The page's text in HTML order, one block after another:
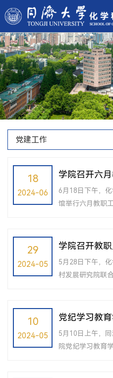
党建工作
18
2024-06
学院召开六
习暨安全教
6月18日下午，
馆举行六月教职
专题报告，学院
为《化学品事故
的报告，她结合
刻认识预防化学
29
2024-05
学院召开教
警示教育大会
5月28日下午，
村发展研究院联
新农村发展研究
工参加会议，会
党委副书记、纪
10
2024-05
党纪学习教
读书班第二
5月10日上午，
院党纪学习教育